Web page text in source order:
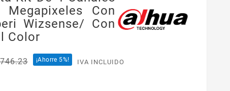
Con
Wizsense/ Con
Color
¡Ahorre 5%! IVA INCLUIDO